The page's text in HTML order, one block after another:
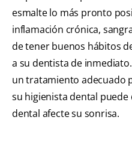
esmalte lo más pronto
inflamación crónica,
de tener buenos hábitos
a su dentista de
un tratamiento adecuado
su higienista dental
dental afecte su sonrisa.